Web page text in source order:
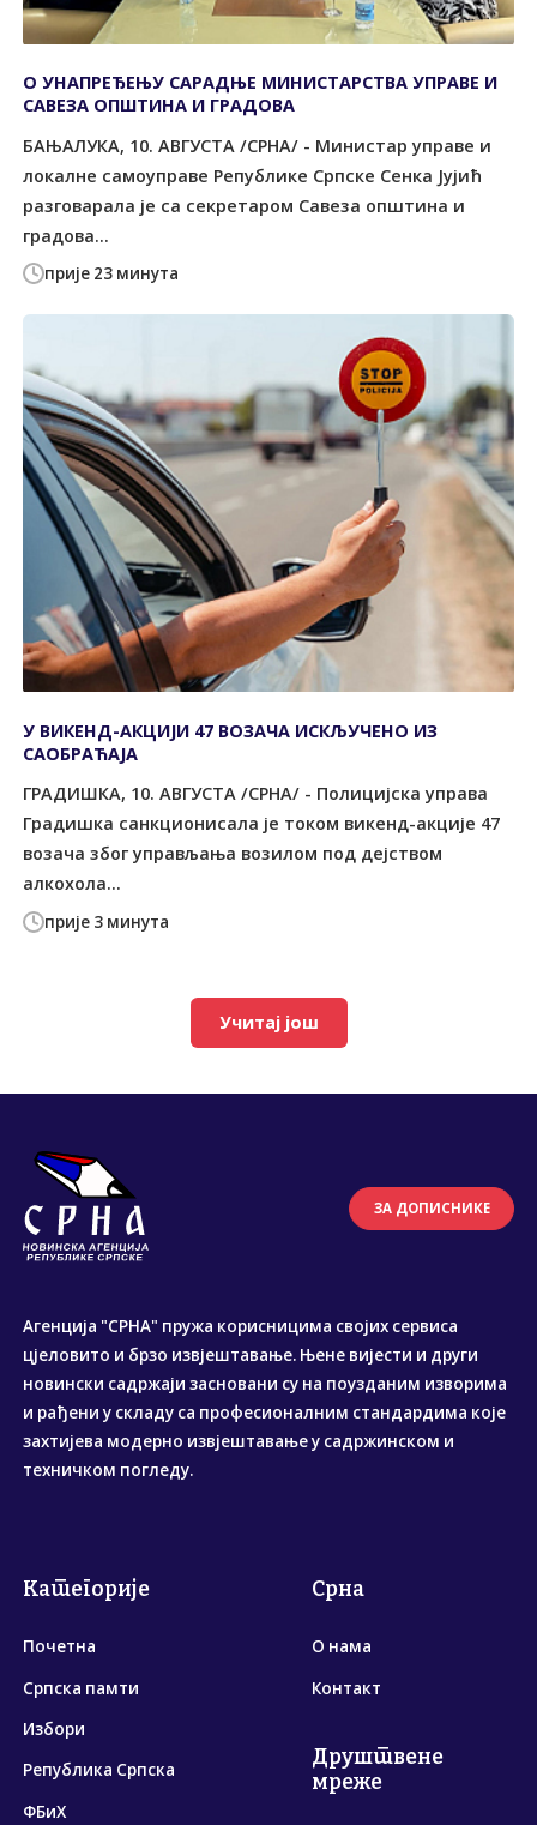
прије 23 минута
О УНАПРЕЂЕЊУ САРАДЊЕ МИНИСТАРСТВА УПРАВЕ И
САВЕЗА ОПШТИНА И ГРАДОВА
БАЊАЛУКА, 10. АВГУСТА /СРНА/ - Министар управе и
локалне самоуправе Републике Српске Сенка Јујић
разговарала је са секретаром Савеза општина и
градова...
прије 3 минута
У ВИКЕНД-АКЦИЈИ 47 ВОЗАЧА ИСКЉУЧЕНО ИЗ
САОБРАЋАЈА
ГРАДИШКА, 10. АВГУСТА /СРНА/ - Полицијска управа
Градишка санкционисала је током викенд-акције 47
возача због управљања возилом под дејством
алкохола...
Учитај још
ЗА ДОПИСНИКЕ
Агенција "СРНА" пружа корисницима својих сервиса
цјеловито и брзо извјештавање. Њене вијести и други
новински садржаји засновани су на поузданим изворима
и рађени у складу са професионалним стандардима које
захтијева модерно извјештавање у садржинском и
техничком погледу.
Категорије
Почетна
Српска памти
Избори
Република Српска
ФБиХ
Срна
О нама
Контакт
Друштвене
мреже